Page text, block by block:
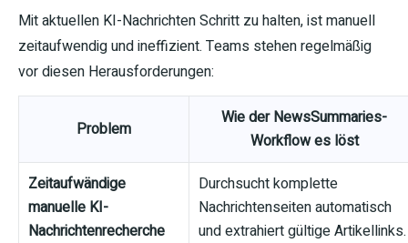
Mit aktuellen KI-Nachrichten Schritt zu halten, ist manuell
zeitaufwendig und ineffizient. Teams stehen regelmäßig
vor diesen Herausforderungen:
Problem
Wie der NewsSummaries-
Workflow es löst
Zeitaufwändige
manuelle KI-
Nachrichtenrecherche
Durchsucht komplette
Nachrichtenseiten automatisch
und extrahiert gültige Artikellinks.